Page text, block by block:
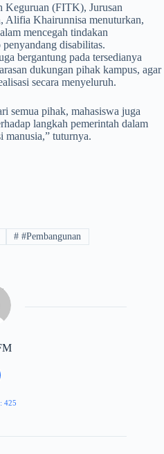
Keguruan (FITK), Jurusan
Alifia Khairunnisa menuturkan,
mencegah tindakan
disabilitas.
bergantung pada tersedianya
dukungan pihak kampus, agar
secara menyeluruh.
semua pihak, mahasiswa juga
langkah pemerintah dalam
manusia,” tuturnya.
# #Pembangunan
425